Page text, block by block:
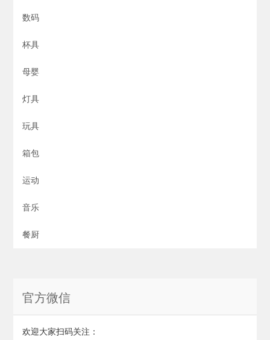
数码
杯具
母婴
灯具
玩具
箱包
运动
音乐
餐厨
官方微信
欢迎大家扫码关注：